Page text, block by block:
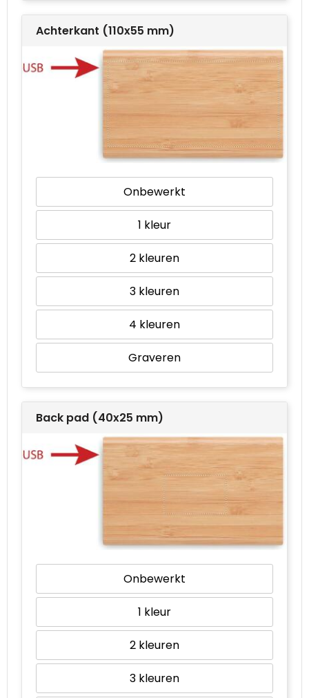
Achterkant (110x55 mm)
Onbewerkt
1
2
3
4
Graveren
Back pad (40x25 mm)
Onbewerkt
1
2
3